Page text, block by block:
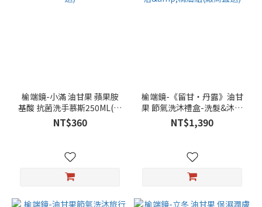
榆端鏡-小滿 油甘果 蘋果胺
基酸 抗菌洗手慕斯250ML(廠
商直送)
NT$360
榆端鏡-《留甘・丹露》油甘
果 節氣洗沐禮盒-洗髮&沐浴
&精油組(廠商直送)
NT$1,390